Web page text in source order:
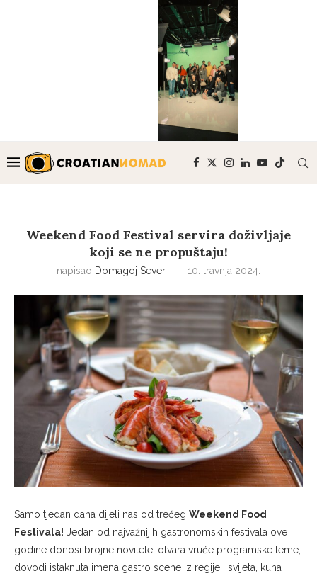
Weekend Food Festival servira doživljaje
koji se ne propuštaju!
napisao Domagoj Sever 10. travnja 2024.
Samo tjedan dana dijeli nas od trećeg Weekend Food
Festivala! Jedan od najvažnijih gastronomskih festivala ove
godine donosi brojne novitete, otvara vruće programske teme,
dovodi istaknuta imena gastro scene iz regije i svijeta, kuha